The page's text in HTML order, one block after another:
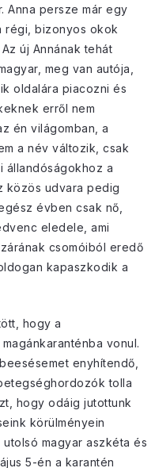
Anna persze már egy
régi, bizonyos okok
új Annának tehát
meg van autója,
oldalára piacozni és
erről nem
én világomban, a
a név változik, csak
állandóságokhoz a
közös udvara pedig
évben csak nő,
eledele, ami
csomóiból eredő
kapaszkodik a
hogy a
vonul.
enyhítendő,
tolla
hogy odáig jutottunk
körülményein
magyar aszkéta és
5-én a karantén